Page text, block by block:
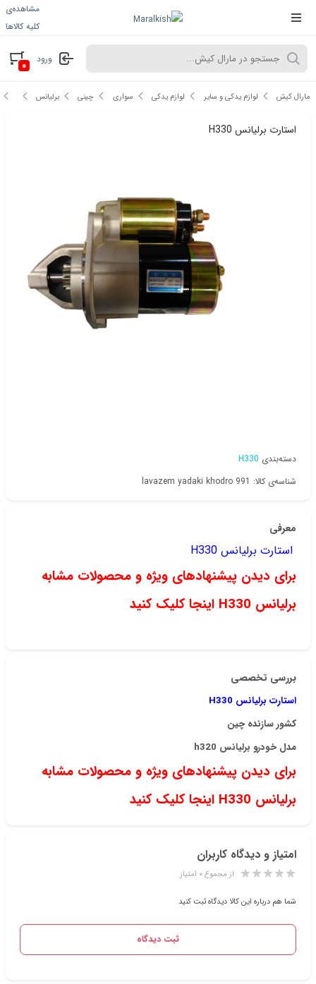
مشاهده‌ی
کلیه کالاها
ورود ۰
مارال کیش لوازم یدکی و سایر لوازم یدکی سواری چینی برلیانس
استارت برلیانس H330
دسته‌بندی H330
شناسه‌ی کالا: lavazem yadaki khodro 991
معرفی
استارت برلیانس H330
برای دیدن پیشنهادهای ویژه و محصولات مشابه
برلیانس H330 اینجا کلیک کنید
بررسی تخصصی
استارت برلیانس H330
کشور سازنده چین
مدل خودرو برلیانس h320
برای دیدن پیشنهادهای ویژه و محصولات مشابه
برلیانس H330 اینجا کلیک کنید
امتیاز و دیدگاه کاربران
از مجموع ۰ امتیاز
شما هم درباره این کالا دیدگاه ثبت کنید
ثبت دیدگاه